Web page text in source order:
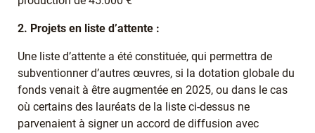
2. Projets en liste d’attente :
Une liste d’attente a été constituée, qui permettra de
subventionner d’autres œuvres, si la dotation globale du
fonds venait à être augmentée en 2025, ou dans le cas
où certains des lauréats de la liste ci-dessus ne
parvenaient à signer un accord de diffusion avec